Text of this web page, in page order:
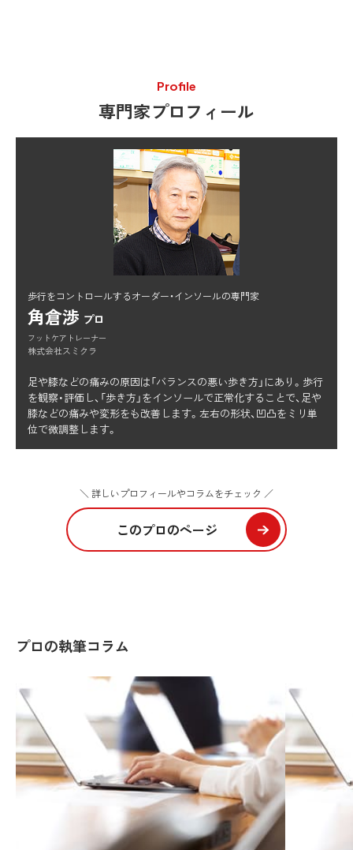
Profile
専門家プロフィール
歩行をコントロールするオーダー・インソールの専門家
角倉渉 プロ
フットケアトレーナー
株式会社スミクラ
足や膝などの痛みの原因は「バランスの悪い歩き方」にあり。歩行
を観察・評価し、「歩き方」をインソールで正常化することで、足や
膝などの痛みや変形をも改善します。左右の形状、凹凸をミリ単
位で微調整します。
＼ 詳しいプロフィールやコラムをチェック ／
このプロのページ
プロの執筆コラム